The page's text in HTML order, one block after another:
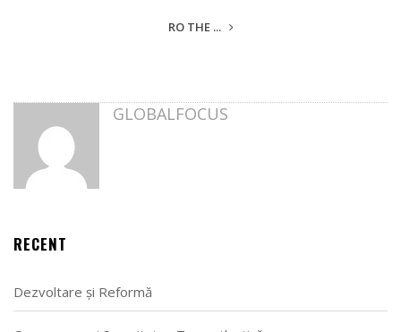
RO THE ...
GLOBALFOCUS
RECENT
Dezvoltare și Reformă